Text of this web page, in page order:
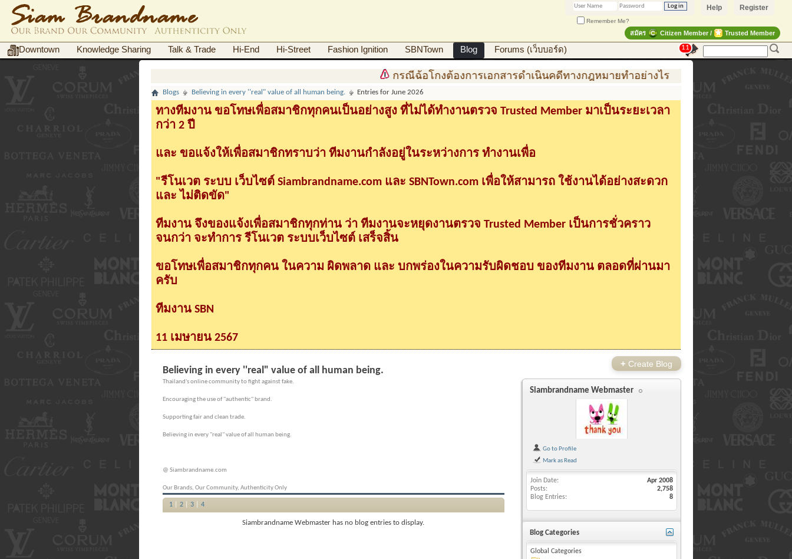
Register
Help
Remember Me?
สมัคร Citizen Member / Trusted Member
Downtown Knowledge Sharing Talk & Trade Hi-End Hi-Street Fashion Ignition SBNTown Blog Forums (เว็บบอร์ด) 11
กรณีฉ้อโกงต้องการเอกสารดำเนินคดีทางกฎหมายทำอย่างไร
Blogs Believing in every ''real" value of all human being. Entries for June 2026
ทางทีมงาน ขอโทษเพื่อสมาชิกทุกคนเป็นอย่างสูง ที่ไม่ได้ทำงานตรวจ Trusted Member มาเป็นระยะเวลา
กว่า 2 ปี
และ ขอแจ้งให้เพื่อสมาชิกทราบว่า ทีมงานกำลังอยู่ในระหว่างการ ทำงานเพื่อ
"รีโนเวต ระบบ เว็บไซต์ Siambrandname.com และ SBNTown.com เพื่อให้สามารถ ใช้งานได้อย่างสะดวก
และ ไม่ติดขัด"
ทีมงาน จึงของแจ้งเพื่อสมาชิกทุกท่าน ว่า ทีมงานจะหยุดงานตรวจ Trusted Member เป็นการชั่วคราว
จนกว่า จะทำการ รีโนเวต ระบบเว็บไซต์ เสร็จสิ้น
ขอโทษเพื่อสมาชิกทุกคน ในความ ผิดพลาด และ บกพร่องในความรับผิดชอบ ของทีมงาน ตลอดที่ผ่านมา
ครับ
ทีมงาน SBN
11 เมษายน 2567
Believing in every ''real" value of all human being.
Thailand's online community to fight against fake.
Encouraging the use of ''authentic'' brand.
Supporting fair and clean trade.
Believing in every ''real" value of all human being.
@ Siambrandname.com
Our Brands, Our Community, Authenticity Only
1| 2| 3| 4
Siambrandname Webmaster has no blog entries to display.
+ Create Blog
Siambrandname Webmaster
Go to Profile
Mark as Read
Join Date
Apr 2008
Posts
2,758
Blog Entries
8
Blog Categories
Global Categories